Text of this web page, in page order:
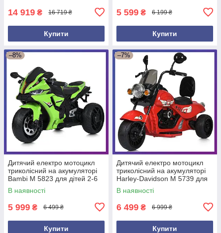
14 919 ₴ 16 719 ₴
Купити
5 599 ₴ 6 199 ₴
Купити
–8%
Дитячий електро мотоцикл
триколісний на акумуляторі
Bambi M 5823 для дітей 2-6
років Зелений
В наявності
5 999 ₴ 6 499 ₴
Купити
–7%
Дитячий електро мотоцикл
триколісний на акумуляторі
Harley-Davidson M 5739 для
дітей 3-8 років Червоний
В наявності
6 499 ₴ 6 999 ₴
Купити